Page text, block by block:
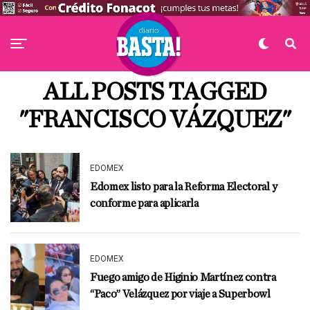
ALL POSTS TAGGED
"FRANCISCO VÁZQUEZ"
EDOMEX
Edomex listo para la Reforma Electoral y
conforme para aplicarla
EDOMEX
Fuego amigo de Higinio Martínez contra
“Paco” Velázquez por viaje a Superbowl